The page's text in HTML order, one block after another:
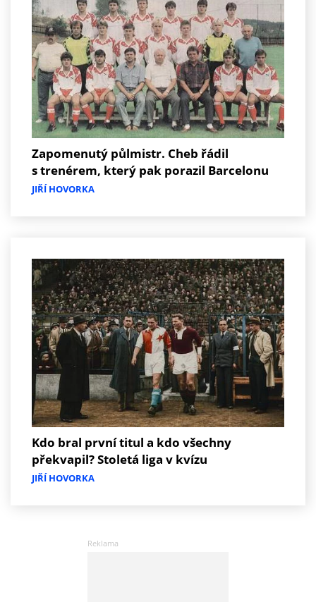
Zapomenutý půlmistr. Cheb řádil
s trenérem, který pak porazil Barcelonu
JIŘÍ HOVORKA
Kdo bral první titul a kdo všechny
překvapil? Stoletá liga v kvízu
JIŘÍ HOVORKA